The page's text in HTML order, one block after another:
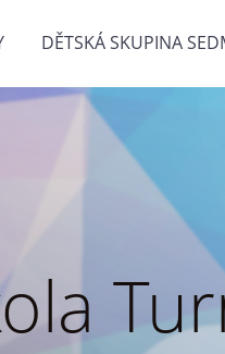
DĚTSKÁ SKUPINA